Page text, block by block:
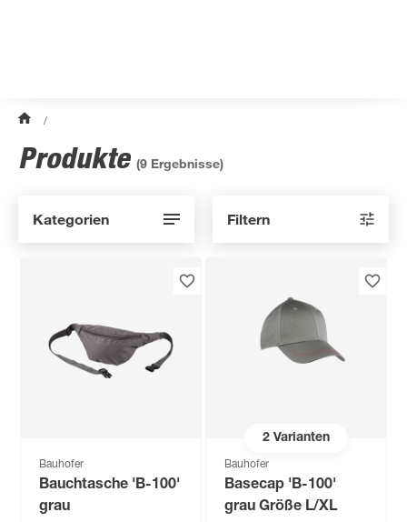
/
Produkte (9 Ergebnisse)
Kategorien Filtern
Bauhofer
Bauchtasche 'B-100'
grau
2Varianten
Bauhofer
Basecap 'B-100'
grau Größe L/XL